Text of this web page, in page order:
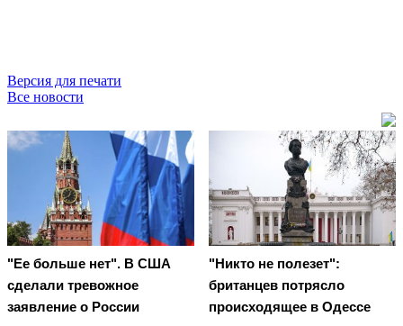
Версия для печати
Все новости
"Ее больше нет". В США
сделали тревожное
заявление о России
"Никто не полезет":
британцев потрясло
происходящее в Одессе